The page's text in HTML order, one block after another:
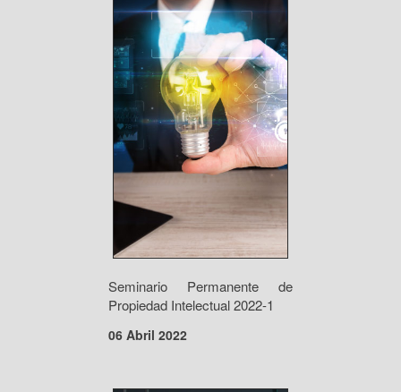
Seminario Permanente de
Propiedad Intelectual 2022-1
06 Abril 2022